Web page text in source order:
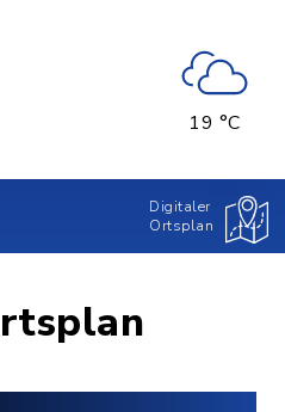
19 °C
Digitaler
Ortsplan